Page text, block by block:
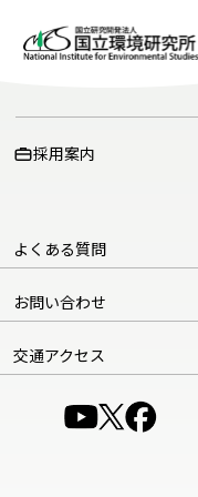
採用案内
よくある質問
お問い合わせ
交通アクセス
（別ウイン
（別ウイ
（別